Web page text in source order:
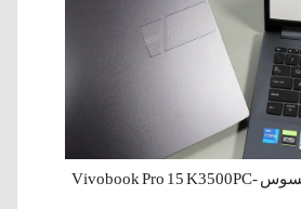
طراحی لپ‌ تاپ ایسوس Vivobook Pro 15 K3500PC-